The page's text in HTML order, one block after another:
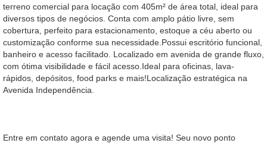
terreno comercial para locação com 405m² de área total, ideal para
diversos tipos de negócios. Conta com amplo pátio livre, sem
cobertura, perfeito para estacionamento, estoque a céu aberto ou
customização conforme sua necessidade.Possui escritório funcional,
banheiro e acesso facilitado. Localizado em avenida de grande fluxo,
com ótima visibilidade e fácil acesso.Ideal para oficinas, lava-
rápidos, depósitos, food parks e mais!Localização estratégica na
Avenida Independência.
Entre em contato agora e agende uma visita! Seu novo ponto